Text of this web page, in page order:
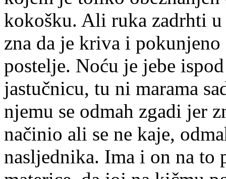
kokošku. Ali ruka zadrhti u
zna da je kriva i pokunjeno
postelje. Noću je jebe
jastučnicu, tu ni marama
njemu se odmah zgadi jer
načinio ali se ne kaje,
nasljednika. Ima i on na to